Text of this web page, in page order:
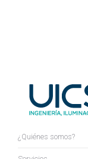
¿Quiénes somos?